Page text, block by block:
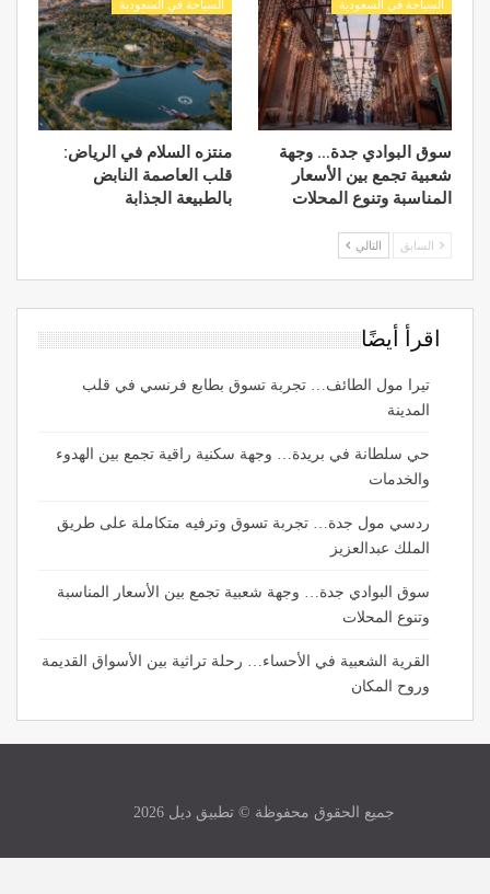
السياحة في السعودية
سوق البوادي جدة… وجهة
شعبية تجمع بين الأسعار
المناسبة وتنوع المحلات
السياحة في السعودية
منتزه السلام في الرياض:
قلب العاصمة النابض
بالطبيعة الجذابة
السابق التالي
اقرأ أيضًا
تيرا مول الطائف… تجربة تسوق بطابع فرنسي في قلب
المدينة
حي سلطانة في بريدة… وجهة سكنية راقية تجمع بين الهدوء
والخدمات
ردسي مول جدة… تجربة تسوق وترفيه متكاملة على طريق
الملك عبدالعزيز
سوق البوادي جدة… وجهة شعبية تجمع بين الأسعار المناسبة
وتنوع المحلات
القرية الشعبية في الأحساء… رحلة تراثية بين الأسواق القديمة
وروح المكان
جميع الحقوق محفوظة © تطبيق ديل 2026